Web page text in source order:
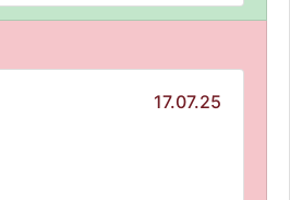
17.07.25